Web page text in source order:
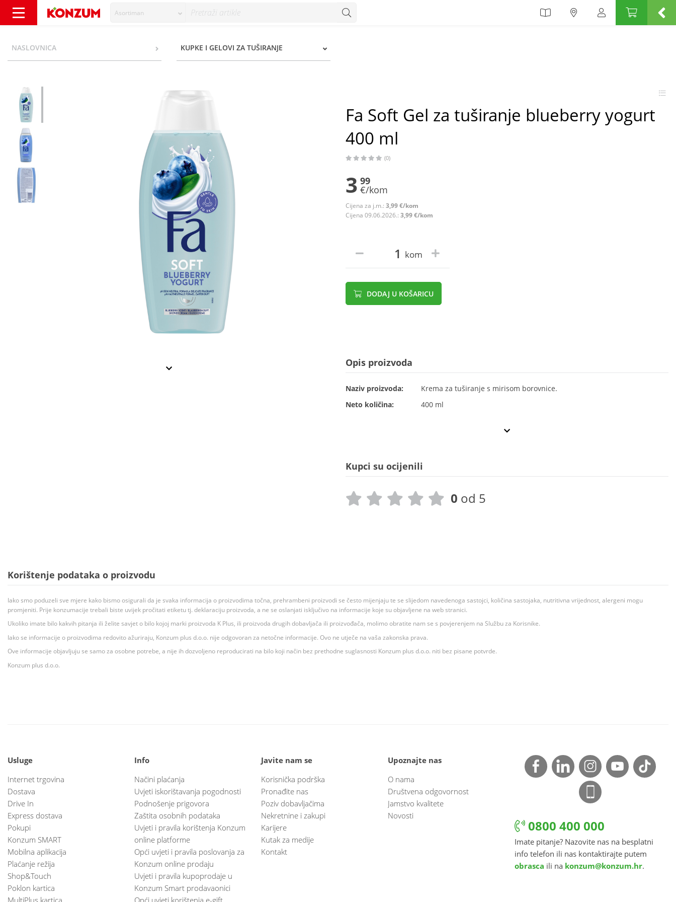
Asortiman
NASLOVNICA KUPKE I GELOVI ZA TUŠIRANJE
Fa Soft Gel za tuširanje blueberry yogurt
400 ml
(0)
3 99
€/kom
Cijena za j.m.: 3,99 €/kom
Cijena 09.06.2026.: 3,99 €/kom
kom
DODAJ U KOŠARICU
Opis proizvoda
Naziv proizvoda:
Krema za tuširanje s mirisom borovnice.
Neto količina:
400 ml
Kupci su ocijenili
0 od 5
Korištenje podataka o proizvodu
Iako smo poduzeli sve mjere kako bismo osigurali da je svaka informacija o proizvodima točna, prehrambeni proizvodi se često mijenjaju te se slijedom navedenoga sastojci, količina sastojaka, nutritivna vrijednost, alergeni mogu
promjeniti. Prije konzumacije trebali biste uvijek pročitati etiketu tj. deklaraciju proizvoda, a ne se oslanjati isključivo na informacije koje su objavljene na web stranici.
Ukoliko imate bilo kakvih pitanja ili želite savjet o bilo kojoj marki proizvoda K Plus, ili proizvoda drugih dobavljača ili proizvođača, molimo obratite nam se s povjerenjem na Službu za Korisnike.
Iako se informacije o proizvodima redovito ažuriraju, Konzum plus d.o.o. nije odgovoran za netočne informacije. Ovo ne utječe na vaša zakonska prava.
Ove informacije objavljuju se samo za osobne potrebe, a nije ih dozvoljeno reproducirati na bilo koji način bez prethodne suglasnosti Konzum plus d.o.o. niti bez pisane potvrde.
Konzum plus d.o.o.
Usluge
Internet trgovina
Dostava
Drive In
Express dostava
Pokupi
Konzum SMART
Mobilna aplikacija
Plaćanje režija
Shop&Touch
Poklon kartica
MultiPlus kartica
Info
Načini plaćanja
Uvjeti iskorištavanja pogodnosti
Podnošenje prigovora
Zaštita osobnih podataka
Uvjeti i pravila korištenja Konzum
online platforme
Opći uvjeti i pravila poslovanja za
Konzum online prodaju
Uvjeti i pravila kupoprodaje u
Konzum Smart prodavaonici
Opći uvjeti korištenja e-gift
Javite nam se
Korisnička podrška
Pronađite nas
Poziv dobavljačima
Nekretnine i zakupi
Karijere
Kutak za medije
Kontakt
Upoznajte nas
O nama
Društvena odgovornost
Jamstvo kvalitete
Novosti
0800 400 000
Imate pitanje? Nazovite nas na besplatni
info telefon ili nas kontaktirajte putem
obrasca ili na konzum@konzum.hr.